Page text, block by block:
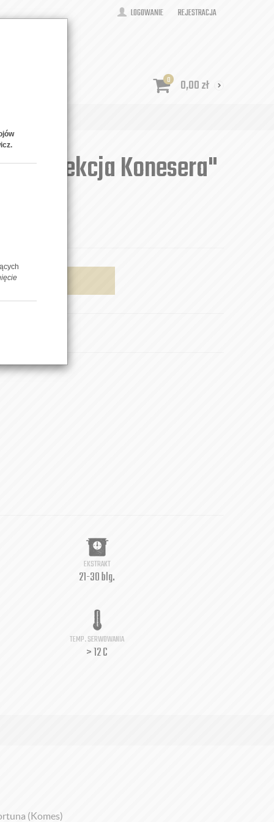
LOGOWANIE REJESTRACJA
0 0,00zł
"Kolekcja Konesera"
DO KOSZYKA
EKSTRAKT
21-30 blg.
TEMP. SERWOWANIA
> 12 C
(Komes)